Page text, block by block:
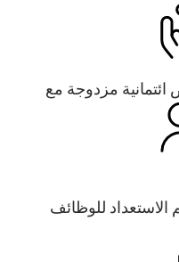
للوظائف